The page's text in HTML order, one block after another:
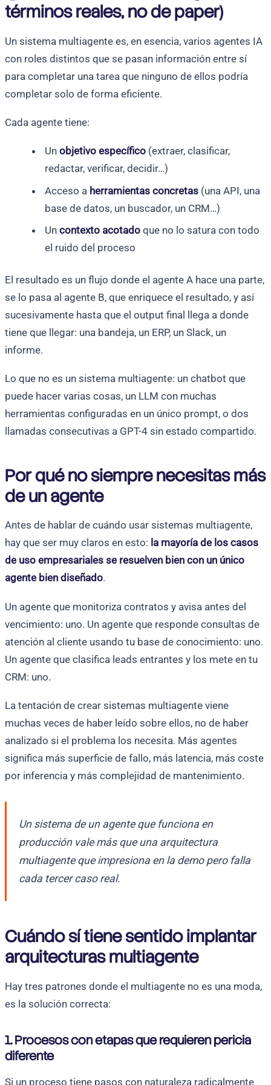
términos reales, no de paper)
Un sistema multiagente es, en esencia, varios agentes IA
con roles distintos que se pasan información entre sí
para completar una tarea que ninguno de ellos podría
completar solo de forma eficiente.
Cada agente tiene:
Unobjetivo específico (extraer, clasificar,
redactar, verificar, decidir…)
Acceso a herramientas concretas (una API, una
base de datos, un buscador, un CRM…)
Uncontexto acotado que no lo satura con todo
el ruido del proceso
El resultado es un flujo donde el agente A hace una parte,
se lo pasa al agente B, que enriquece el resultado, y así
sucesivamente hasta que el output final llega a donde
tiene que llegar: una bandeja, un ERP, un Slack, un
informe.
Lo que no es un sistema multiagente: un chatbot que
puede hacer varias cosas, un LLM con muchas
herramientas configuradas en un único prompt, o dos
llamadas consecutivas a GPT-4 sin estado compartido.
Por qué no siempre necesitas más
de un agente
Antes de hablar de cuándo usar sistemas multiagente,
hay que ser muy claros en esto: la mayoría de los casos
de uso empresariales se resuelven bien con un único
agente bien diseñado.
Un agente que monitoriza contratos y avisa antes del
vencimiento: uno. Un agente que responde consultas de
atención al cliente usando tu base de conocimiento: uno.
Un agente que clasifica leads entrantes y los mete en tu
CRM: uno.
La tentación de crear sistemas multiagente viene
muchas veces de haber leído sobre ellos, no de haber
analizado si el problema los necesita. Más agentes
significa más superficie de fallo, más latencia, más coste
por inferencia y más complejidad de mantenimiento.
Un sistema de un agente que funciona en
producción vale más que una arquitectura
multiagente que impresiona en la demo pero falla
cada tercer caso real.
Cuándo sí tiene sentido implantar
arquitecturas multiagente
Hay tres patrones donde el multiagente no es una moda,
es la solución correcta:
1. Procesos con etapas que requieren pericia
diferente
Si un proceso tiene pasos con naturaleza radicalmente